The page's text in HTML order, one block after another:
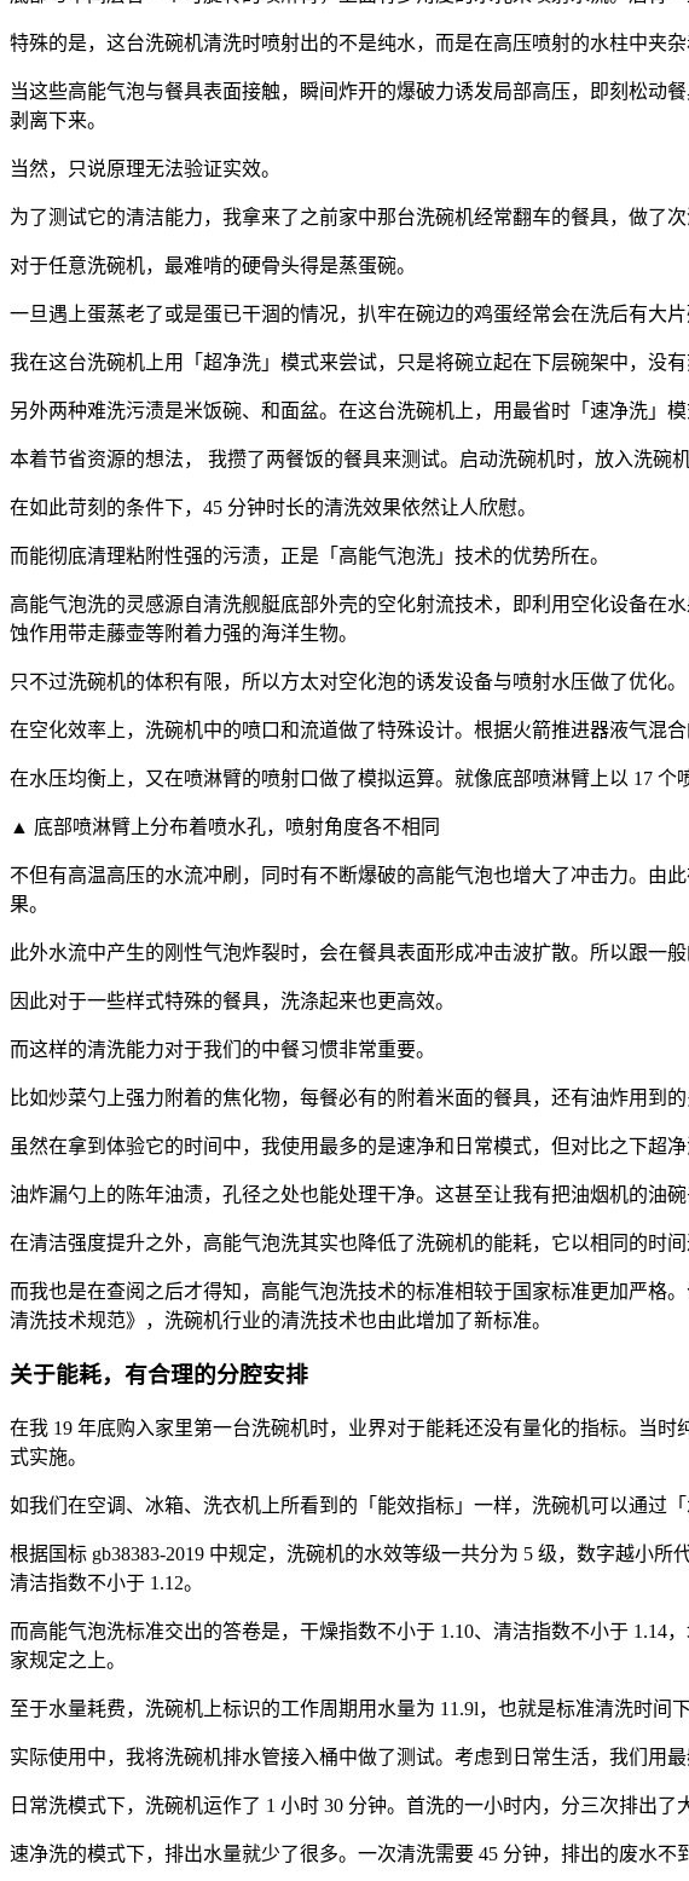
特殊的是，这台洗碗机清洗时喷射出的不是纯水，而是在高压喷射的水柱中夹
当这些高能气泡与餐具表面接触， 瞬间炸开的爆破力诱发局部高压，即刻松动
剥离下来。
当然，只说原理无法验证实效。
为了测试它的清洁能力，我拿来了之前家中那台洗碗机经常翻车的餐具， 做了次
对于任意洗碗机，最难啃的硬骨头得是蒸蛋碗。
一旦遇上蛋蒸老了或是蛋已干涸的情况，扒牢在碗边的鸡蛋经常会在洗后有大片
我在这台洗碗机上用「超净洗」模式来尝试，只是将碗立起在下层碗架中，没
另外两种难洗污渍是米饭碗、和面盆。在这台洗碗机上，用最省时「速净洗」模
本着节省资源的想法， 我攒了两餐饭的餐具来测试。启动洗碗机时，放入洗碗
在如此苛刻的条件下，45 分钟时长的清洗效果依然让人欣慰。
而能彻底清理粘附性强的污渍，正是「高能气泡洗」技术的优势所在。
高能气泡洗的灵感源自清洗舰艇底部外壳的空化射流技术，即利用空化设备在水
蚀作用带走藤壶等附着力强的海洋生物。
只不过洗碗机的体积有限，所以方太对空化泡的诱发设备与喷射水压做了优化。
在空化效率上，洗碗机中的喷口和流道做了特殊设计。根据火箭推进器液气混合
在水压均衡上，又在喷淋臂的喷射口做了模拟运算。就像底部喷淋臂上以 17 个
▲ 底部喷淋臂上分布着喷水孔，喷射角度各不相同
不但有高温高压的水流冲刷，同时有不断爆破的高能气泡也增大了冲击力。由此
果。
此外水流中产生的刚性气泡炸裂时，会在餐具表面形成冲击波扩散。所以跟一
因此对于一些样式特殊的餐具，洗涤起来也更高效。
而这样的清洗能力对于我们的中餐习惯非常重要。
比如炒菜勺上强力附着的焦化物， 每餐必有的附着米面的餐具，还有油炸用到
虽然在拿到体验它的时间中，我使用最多的是速净和日常模式，但对比之下超
油炸漏勺上的 陈年油渍，孔径之处也能处理干净。这甚至让我有把油烟机的油
在清洁强度提升之外， 高能气泡洗其实也降低了洗碗机的能耗，它以相同的时间
而我也是在查阅之后才得知，高能气泡洗技术的标准相较于国家标准更加严格
清洗技术规范》， 洗碗机行业的清洗技术也由此增加了新标准。
关于能耗，有合理的分腔安排
在我 19 年底购入家里第一台洗碗机时，业界对于能耗还没有量化的指标。当时
式实施。
如我们在空调、冰箱、洗衣机上所看到的「能效指标」一样，洗碗机可以通过
根据国标 gb38383-2019 中规定， 洗碗机的水效等级一共分为 5 级， 数字越小所
清洁指数不小于 1.12。
而高能气泡洗标准交出的答卷是， 干燥指数不小于 1 .10、清洁指数不小于 1.14
家规定之上。
至于水量耗费，洗碗机上标识的工作周期用水量为 11.9l，也就是标准清洗时间下
实际使用中，我将洗碗机排水管接入桶中做了测试。考虑到日常生活，我们用
日常洗模式下， 洗碗机运作了 1 小时 30 分钟。首洗的一小时内， 分三次排出了
速净洗的模式下， 排出水量就少了很多。 一次清洗需要 45 分钟，排出的废水不